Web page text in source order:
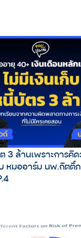
3 ล้านเพราะการคิ
หมออาร์ม นพ.กิตติ์